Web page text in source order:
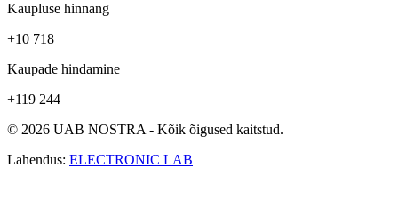
Kaupluse hinnang
+10 718
Kaupade hindamine
+119 244
© 2026 UAB NOSTRA - Kõik õigused kaitstud.
Lahendus: ELECTRONIC LAB